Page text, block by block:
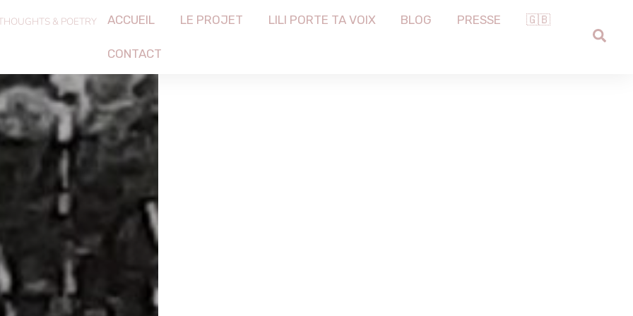
& POETRY ACCUEIL LE PROJET LILI PORTE TA VOIX BLOG PRESSE 🇬🇧
CONTACT